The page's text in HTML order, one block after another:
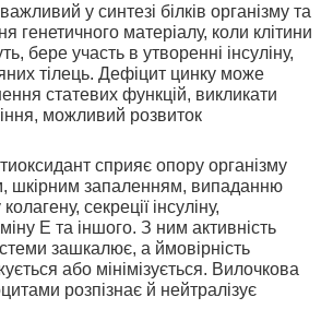
у синтезі білків організму та
генетичного матеріалу, коли клітини
бере участь в утворенні інсуліну,
тілець. Дефіцит цинку може
статевих функцій, викликати
можливий розвиток
сприяє опору організму
шкірним запаленням, випаданню
секреції інсуліну,
Е та іншого. З ним активність
зашкалює, а ймовірність
або мінімізується. Вилочкова
розпізнає й нейтралізує